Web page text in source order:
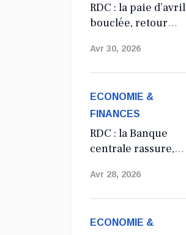
RDC : la paie d’avril
bouclée, retour
régularité salariale
des agents de l’État
Avr 30, 2026
ECONOMIE &
FINANCES
RDC : la Banque
centrale rassure,
du dollar prévue en
2027
Avr 28, 2026
ECONOMIE &